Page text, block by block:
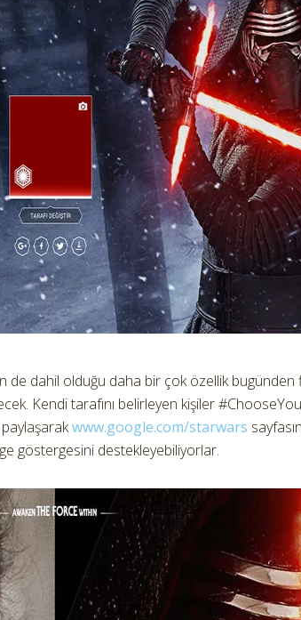
de dahil olduğu daha bir çok özellik bugünden
Kendi tarafını belirleyen kişiler
www.google.com/starwars
göstergesini destekleyebiliyorlar.